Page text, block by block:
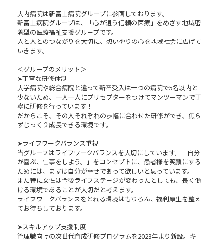
大内病院は新富士病院グループに参画しております。
新富士病院グループは、「心が通う信頼の医療」をめざす地域密
着型の医療福祉支援グループです。
人と人とのつながりを大切に、想いやりの心を地域社会に広げて
いきます。
＜グループのメリット＞
➤丁寧な研修体制
大学病院や総合病院と違って新卒受入は一つの病院で5名以内と
少ないため、一人一人にプリセプターをつけてマンツーマンで丁
寧に研修を行っています！
だからこそ、その人それぞれの歩幅に合わせた研修ができ、焦ら
ずじっくり成長できる環境です。
➤ライフワークバランス重視
当グループはライフワークバランスを大切にしています。「自分
が喜ぶ、仕事をしよう。」をコンセプトに、患者様を笑顔にする
ためには、まずは自分が幸せであって欲しいと思っています。
また特に女性は今後ライフステージが変わったとしても、長く働
ける環境であることが大切だと考えます。
ライフワークバランスをとれる環境はもちろん、福利厚生を整え
てお待ちしております。
➤スキルアップ支援制度
管理職向けの次世代育成研修プログラムを2023年より新設。キ